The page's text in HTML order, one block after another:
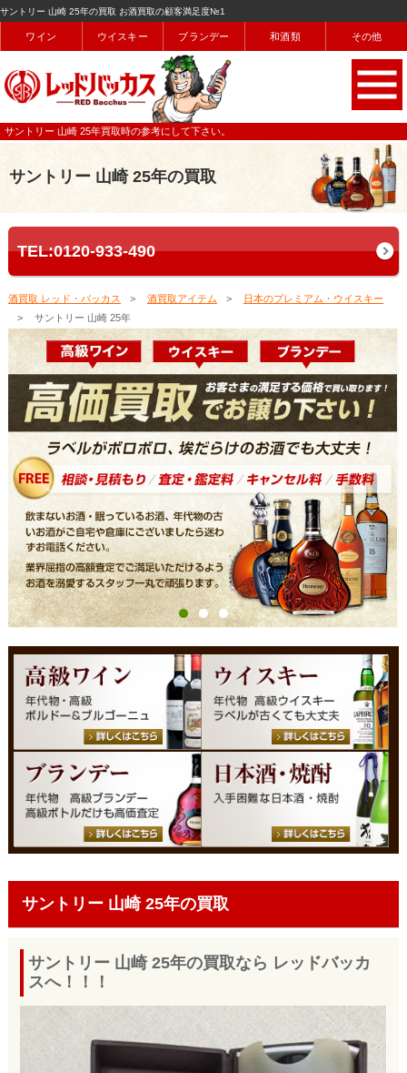
サントリー 山崎 25年の買取 お酒買取の顧客満足度№1
ワイン ウイスキー ブランデー 和酒類 その他
サントリー 山崎 25年買取時の参考にして下さい。
サントリー 山崎 25年の買取
TEL:0120-933-490
酒買取 レッド・バッカス 酒買取アイテム
日本のプレミアム・ウイスキー
サントリー 山崎 25年
サントリー 山崎 25年の買取
サントリー 山崎 25年の買取なら レッドバッカ
スへ！！！